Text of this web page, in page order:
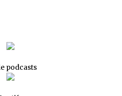
podcasts